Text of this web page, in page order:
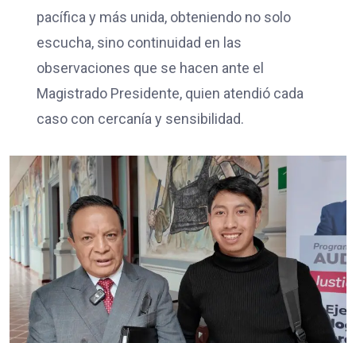
pacífica y más unida, obteniendo no solo
escucha, sino continuidad en las
observaciones que se hacen ante el
Magistrado Presidente, quien atendió cada
caso con cercanía y sensibilidad.